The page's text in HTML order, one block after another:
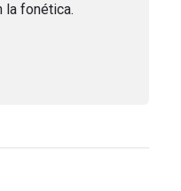
la fonética.